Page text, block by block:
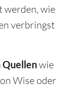
werden, wie
verbringst
wie
Wise oder